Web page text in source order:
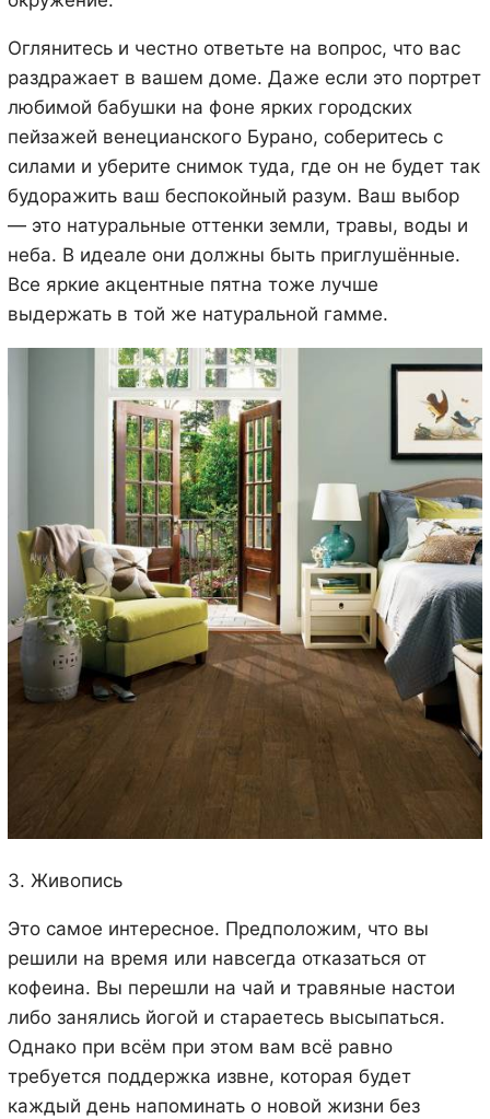
Оглянитесь и честно ответьте на вопрос, что вас
раздражает в вашем доме. Даже если это портрет
любимой бабушки на фоне ярких городских
пейзажей венецианского Бурано, соберитесь с
силами и уберите снимок туда, где он не будет так
будоражить ваш беспокойный разум. Ваш выбор
— это натуральные оттенки земли, травы, воды и
неба. В идеале они должны быть приглушённые.
Все яркие акцентные пятна тоже лучше
выдержать в той же натуральной гамме.
3. Живопись
Это самое интересное. Предположим, что вы
решили на время или навсегда отказаться от
кофеина. Вы перешли на чай и травяные настои
либо занялись йогой и стараетесь высыпаться.
Однако при всём при этом вам всё равно
требуется поддержка извне, которая будет
каждый день напоминать о новой жизни без